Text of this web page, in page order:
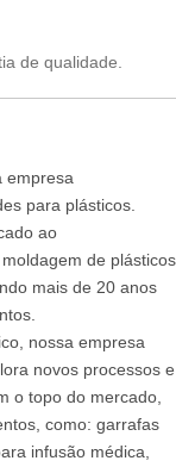
de qualidade.
empresa
para plásticos.
ao
de plásticos
mais de 20 anos
nossa empresa
novos processos e
o topo do mercado,
como: garrafas
infusão médica,